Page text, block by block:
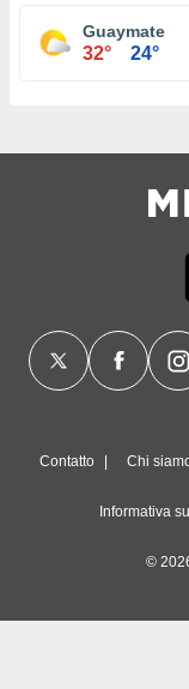
Guaymate
32° 24°
Contatto Chi
Informativa
©